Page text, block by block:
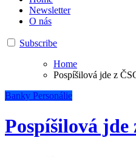
Newsletter
O nás
Subscribe
Home
Pospíšilová jde z
Banky Personálie
Pospíšilová jde